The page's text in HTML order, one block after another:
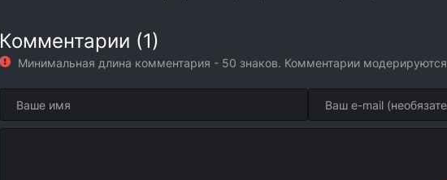
Комментарии (1)
Минимальная длина комментария - 50 знаков. Комментарии модерируются